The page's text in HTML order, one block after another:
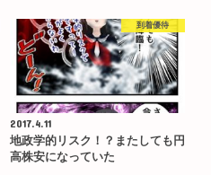
到着優待
2017.4.11
地政学的リスク！？またしても円
高株安になっていた